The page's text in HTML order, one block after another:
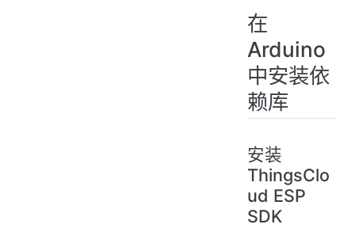
在
Arduino
中安装依
赖库
安装
ThingsClo
ud ESP
SDK